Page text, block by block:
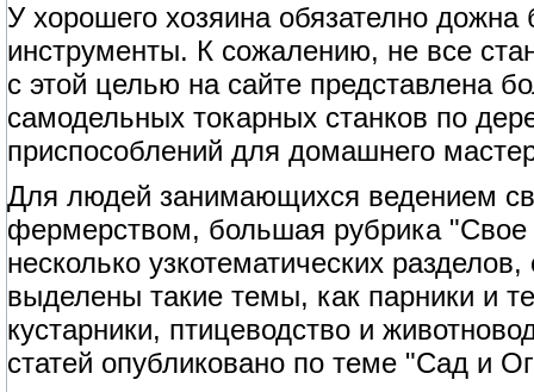
У хорошего хозяина обязателно
инструменты. К сожалению, не все
с этой целью на сайте представлена
самодельных токарных станков по
приспособлений для домашнего
Для людей занимающихся ведением
фермерством, большая рубрика "Свое
несколько узкотематических
выделены такие темы, как парники и
кустарники, птицеводство и
статей опубликовано по теме "Сад и